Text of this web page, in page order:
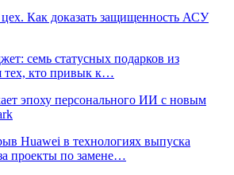
Как доказать защищенность АСУ
семь статусных подарков из
тех, кто привык к…
эпоху персонального ИИ с новым
Huawei в технологиях выпуска
проекты по замене…